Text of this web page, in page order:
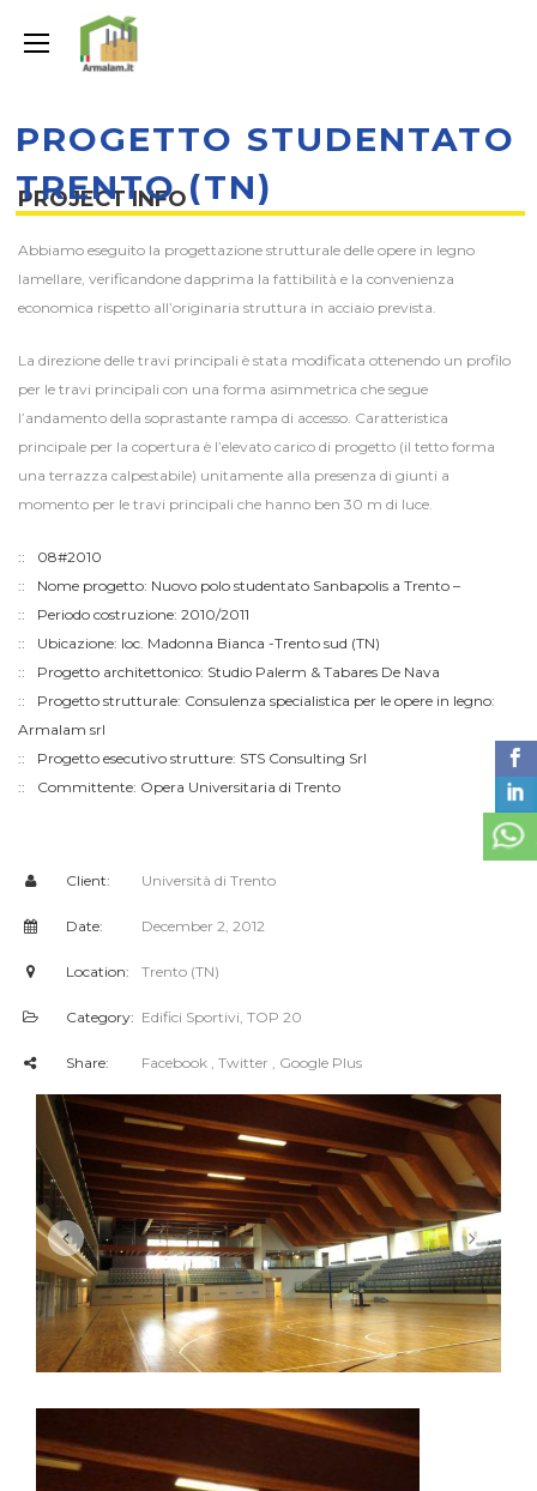
PROGETTO STUDENTATO
TRENTO (TN)
PROJECT INFO
Abbiamo eseguito la progettazione strutturale delle opere in legno
lamellare, verificandone dapprima la fattibilità e la convenienza
economica rispetto all’originaria struttura in acciaio prevista.
La direzione delle travi principali è stata modificata ottenendo un profilo
per le travi principali con una forma asimmetrica che segue
l’andamento della soprastante rampa di accesso. Caratteristica
principale per la copertura è l’elevato carico di progetto (il tetto forma
una terrazza calpestabile) unitamente alla presenza di giunti a
momento per le travi principali che hanno ben 30 m di luce.
08#2010
Nome progetto: Nuovo polo studentato Sanbapolis a Trento –
Periodo costruzione: 2010/2011
Ubicazione: loc. Madonna Bianca -Trento sud (TN)
Progetto architettonico: Studio Palerm & Tabares De Nava
Progetto strutturale: Consulenza specialistica per le opere in legno:
Armalam srl
Progetto esecutivo strutture: STS Consulting Srl
Committente: Opera Universitaria di Trento
Client: Università di Trento
Date: December 2, 2012
Location: Trento (TN)
Category: Edifici Sportivi, TOP 20
Share: Facebook , Twitter , Google Plus